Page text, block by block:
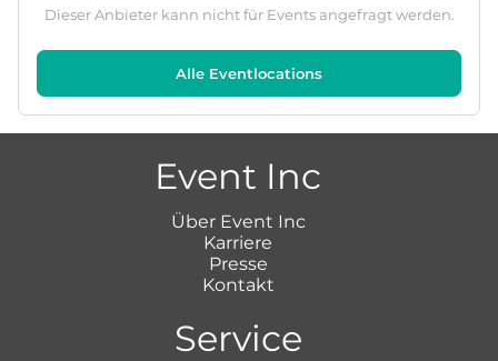
Dieser Anbieter kann nicht für Events angefragt werden.
Alle Eventlocations
Event Inc
Über Event Inc
Karriere
Presse
Kontakt
Service